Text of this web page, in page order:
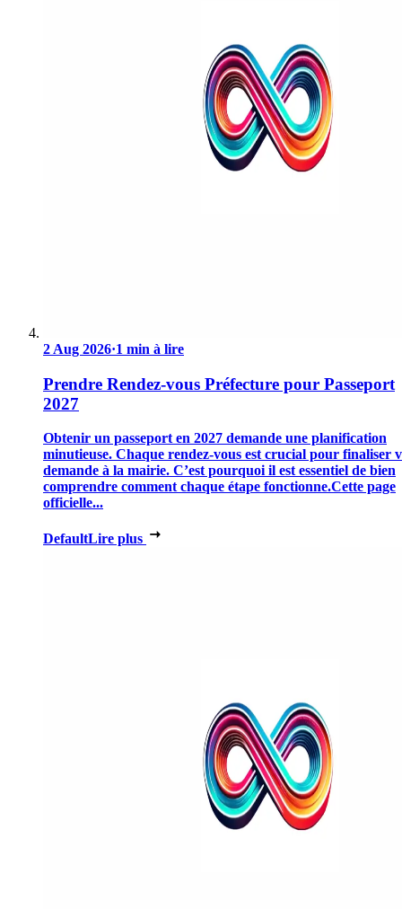
2 Aug 2026·1 min à lire
Prendre Rendez-vous Préfecture pour Passeport
2027
Obtenir un passeport en 2027 demande une planification
minutieuse. Chaque rendez-vous est crucial pour finaliser
demande à la mairie. C’est pourquoi il est essentiel de bien
comprendre comment chaque étape fonctionne.Cette page
officielle...
DefaultLire plus